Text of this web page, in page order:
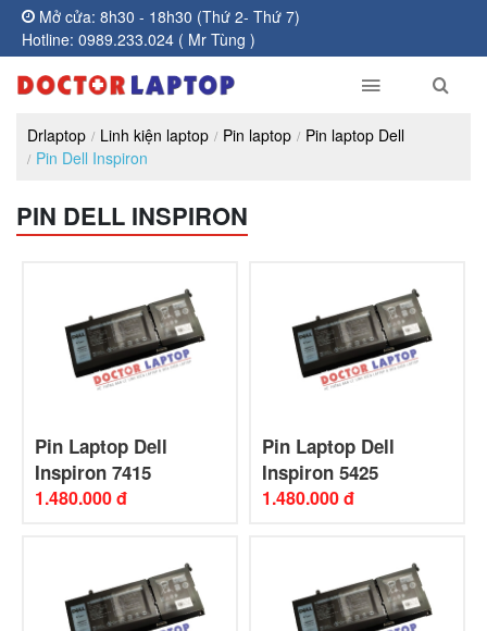
Mở cửa: 8h30 - 18h30 (Thứ 2- Thứ 7)
Hotline: 0989.233.024 ( Mr Tùng )
Drlaptop Linh kiện laptop Pin laptop
Pin laptop Dell
Pin Dell Inspiron
PIN DELL INSPIRON
Pin Laptop Dell
Inspiron 7415
1.480.000 đ
Pin Laptop Dell
Inspiron 5425
1.480.000 đ